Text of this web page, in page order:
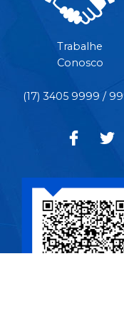
Trabalhe
Conosco
(17) 3405 9999 /